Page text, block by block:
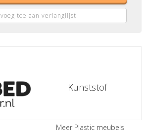
voeg toe aan verlanglijst
Kunststof
Meer Plastic meubels